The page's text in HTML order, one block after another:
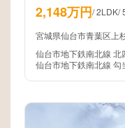
2,148万円/2LDK/
宮城県仙台市青葉区上
仙台市地下鉄南北線 北
仙台市地下鉄南北線